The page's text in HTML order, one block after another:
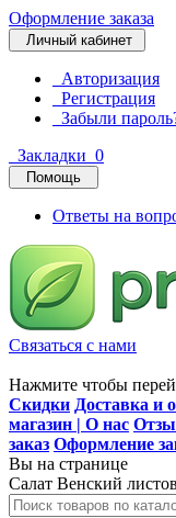
Оформление заказа
Личный кабинет
Авторизация
Регистрация
Забыли
Закладки 0
Помощь
Ответы на
Связаться с нами
Нажмите чтобы
Скидки Доставка и
магазин | О нас
заказ Оформление
Вы на странице
Салат Венский